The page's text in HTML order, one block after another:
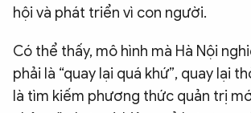
hội và phát triển vì con người.
Có thể thấy, mô hình mà Hà Nội
phải là “quay lại quá khứ”, quay lại
là tìm kiếm phương thức quản trị